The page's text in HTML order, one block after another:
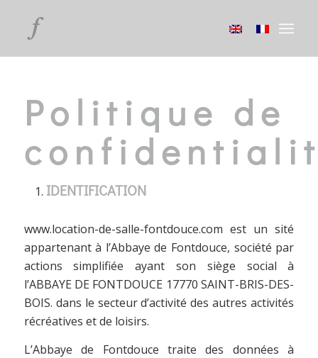
Politique de
IDENTIFICATION
www.location-de-salle-fontdouce.com est un sité
appartenant à l’Abbaye de Fontdouce, société par
actions simplifiée ayant son siège social à
l’ABBAYE DE FONTDOUCE 17770 SAINT-BRIS-DES-
BOIS. dans le secteur d’activité des autres activités
récréatives et de loisirs.
L’Abbaye de Fontdouce traite des données à